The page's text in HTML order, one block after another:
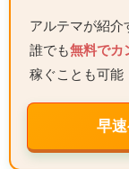
アルテマが紹介
誰でも無料でカ
稼ぐことも可能
早